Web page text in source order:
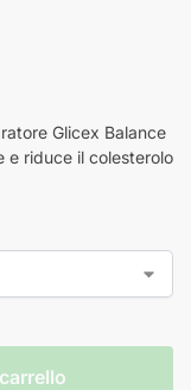
Glicex Balance
e riduce il colesterolo